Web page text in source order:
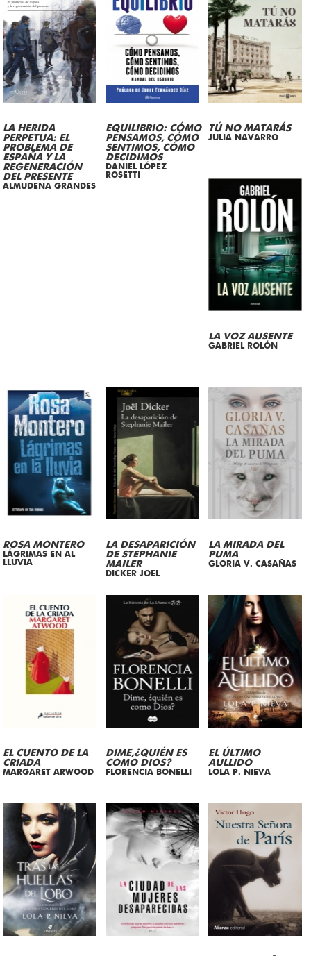
LA HERIDA
PERPETUA: EL
PROBLEMA DE
ESPAÑA Y LA
REGENERACIÓN
DEL PRESENTE
ALMUDENA GRANDES
EQUILIBRIO: CÓMO
PENSAMOS, CÓMO
SENTIMOS, CÓMO
DECIDIMOS
DANIEL LÓPEZ
ROSETTI
TÚ NO MATARÁS
JULIA NAVARRO
LA VOZ AUSENTE
GABRIEL ROLÓN
ROSA MONTERO
LÁGRIMAS EN AL
LLUVIA
LA DESAPARICIÓN
DE STEPHANIE
MAILER
DICKER JOEL
LA MIRADA DEL
PUMA
GLORIA V. CASAÑAS
EL CUENTO DE LA
CRIADA
MARGARET ARWOOD
DIME,¿QUIÉN ES
COMO DIOS?
FLORENCIA BONELLI
EL ÚLTIMO
AULLIDO
LOLA P. NIEVA